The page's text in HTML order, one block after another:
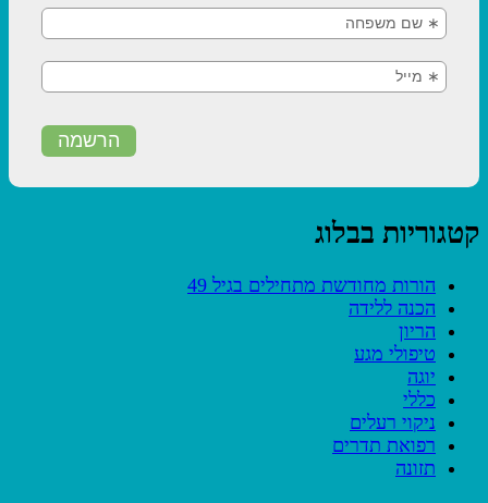
קטגוריות בבלוג
הורות מחודשת מתחילים בגיל 49
הכנה ללידה
הריון
טיפולי מגע
יוגה
כללי
ניקוי רעלים
רפואת תדרים
תזונה